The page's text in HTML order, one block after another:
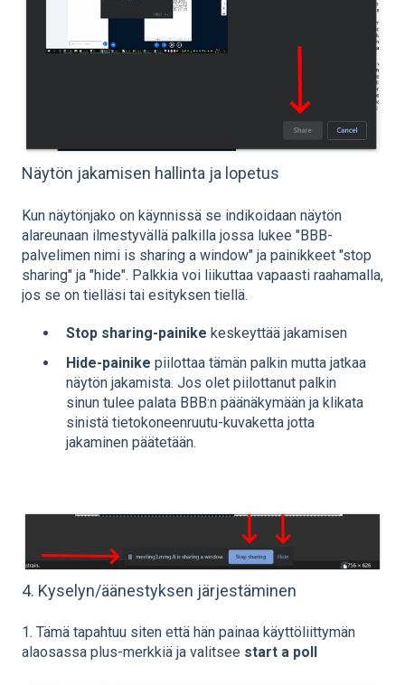
Näytön jakamisen hallinta ja lopetus
Kun näytönjako on käynnissä se indikoidaan näytön
alareunaan ilmestyvällä palkilla jossa lukee "BBB-
palvelimen nimi is sharing a window" ja painikkeet "stop
sharing" ja "hide". Palkkia voi liikuttaa vapaasti raahamalla,
jos se on tielläsi tai esityksen tiellä.
Stop sharing-painike keskeyttää jakamisen
Hide-painike piilottaa tämän palkin mutta jatkaa
näytön jakamista. Jos olet piilottanut palkin
sinun tulee palata BBB:n päänäkymään ja klikata
sinistä tietokoneenruutu-kuvaketta jotta
jakaminen päätetään.
4. Kyselyn/äänestyksen järjestäminen
1. Tämä tapahtuu siten että hän painaa käyttöliittymän
alaosassa plus-merkkiä ja valitsee start a poll